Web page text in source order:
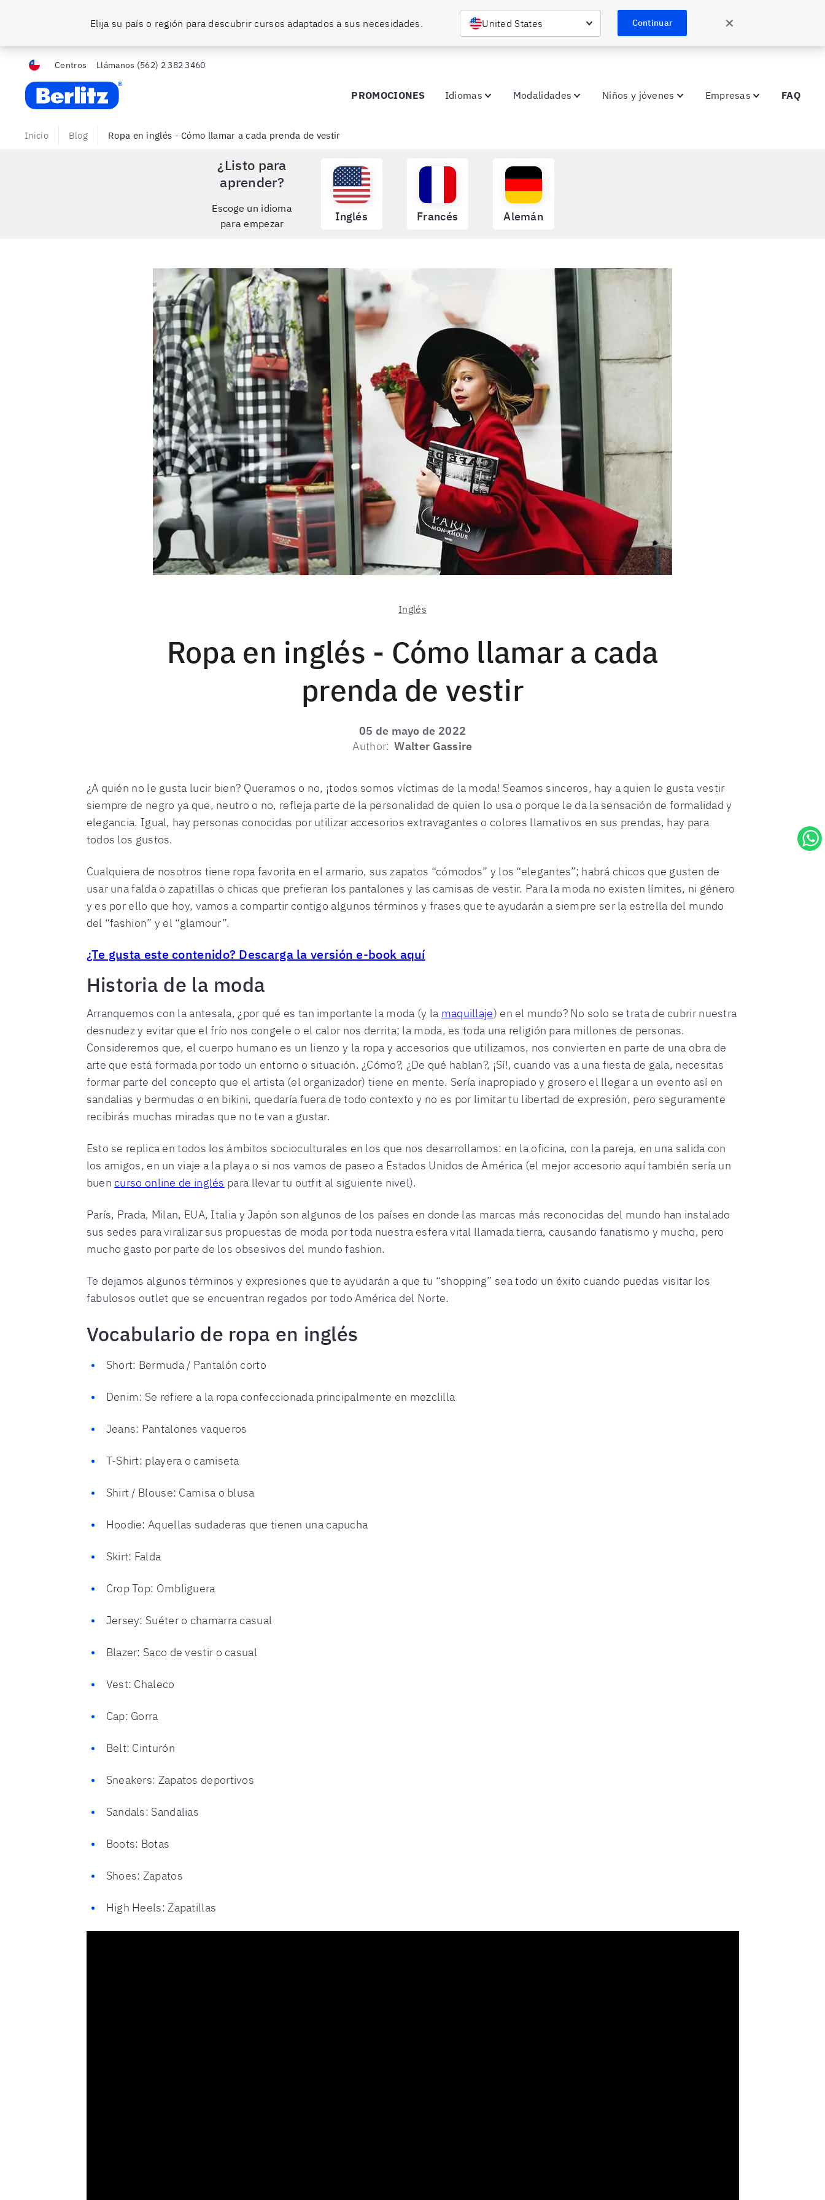
Elija su país o región para descubrir cursos adaptados a sus necesidades. United States Continuar ✕
Centros Llámanos (562) 2 382 3460
Berlitz Chile
PROMOCIONES Idiomas Modalidades Niños y jóvenes Empresas FAQ
Inicio Blog Ropa en inglés - Cómo llamar a cada prenda de vestir
¿Listo para
aprender?
Escoge un idioma
para empezar
Inglés Francés Alemán
Inglés
Ropa en inglés - Cómo llamar a cada
prenda de vestir
05 de mayo de 2022
Author: Walter Gassire
¿A quién no le gusta lucir bien? Queramos o no, ¡todos somos víctimas de la moda! Seamos sinceros, hay a quien le gusta vestir
siempre de negro ya que, neutro o no, refleja parte de la personalidad de quien lo usa o porque le da la sensación de formalidad y
elegancia. Igual, hay personas conocidas por utilizar accesorios extravagantes o colores llamativos en sus prendas, hay para
todos los gustos.
Cualquiera de nosotros tiene ropa favorita en el armario, sus zapatos “cómodos” y los “elegantes”; habrá chicos que gusten de
usar una falda o zapatillas o chicas que prefieran los pantalones y las camisas de vestir. Para la moda no existen límites, ni género
y es por ello que hoy, vamos a compartir contigo algunos términos y frases que te ayudarán a siempre ser la estrella del mundo
del “fashion” y el “glamour”.
¿Te gusta este contenido? Descarga la versión e-book aquí
Historia de la moda
Arranquemos con la antesala, ¿por qué es tan importante la moda (y la maquillaje) en el mundo? No solo se trata de cubrir nuestra
desnudez y evitar que el frío nos congele o el calor nos derrita; la moda, es toda una religión para millones de personas.
Consideremos que, el cuerpo humano es un lienzo y la ropa y accesorios que utilizamos, nos convierten en parte de una obra de
arte que está formada por todo un entorno o situación. ¿Cómo?, ¿De qué hablan?, ¡Sí!, cuando vas a una fiesta de gala, necesitas
formar parte del concepto que el artista (el organizador) tiene en mente. Sería inapropiado y grosero el llegar a un evento así en
sandalias y bermudas o en bikini, quedaría fuera de todo contexto y no es por limitar tu libertad de expresión, pero seguramente
recibirás muchas miradas que no te van a gustar.
Esto se replica en todos los ámbitos socioculturales en los que nos desarrollamos: en la oficina, con la pareja, en una salida con
los amigos, en un viaje a la playa o si nos vamos de paseo a Estados Unidos de América (el mejor accesorio aquí también sería un
buen curso online de inglés para llevar tu outfit al siguiente nivel).
París, Prada, Milan, EUA, Italia y Japón son algunos de los países en donde las marcas más reconocidas del mundo han instalado
sus sedes para viralizar sus propuestas de moda por toda nuestra esfera vital llamada tierra, causando fanatismo y mucho, pero
mucho gasto por parte de los obsesivos del mundo fashion.
Te dejamos algunos términos y expresiones que te ayudarán a que tu “shopping” sea todo un éxito cuando puedas visitar los
fabulosos outlet que se encuentran regados por todo América del Norte.
Vocabulario de ropa en inglés
Short: Bermuda / Pantalón corto
Denim: Se refiere a la ropa confeccionada principalmente en mezclilla
Jeans: Pantalones vaqueros
T-Shirt: playera o camiseta
Shirt / Blouse: Camisa o blusa
Hoodie: Aquellas sudaderas que tienen una capucha
Skirt: Falda
Crop Top: Ombliguera
Jersey: Suéter o chamarra casual
Blazer: Saco de vestir o casual
Vest: Chaleco
Cap: Gorra
Belt: Cinturón
Sneakers: Zapatos deportivos
Sandals: Sandalias
Boots: Botas
Shoes: Zapatos
High Heels: Zapatillas